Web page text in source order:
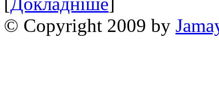
© Copyright 2009 by